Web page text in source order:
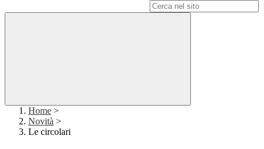
Home >
Novità >
Le circolari